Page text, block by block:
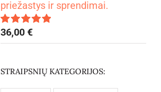
priežastys ir sprendimai.
Įvertinimas:
5.00iš 5
36,00 €
STRAIPSNIŲ KATEGORIJOS: